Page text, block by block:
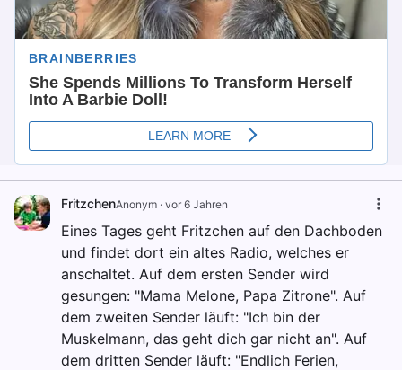
FritzchenAnonym · vor 6 Jahren
Eines Tages geht Fritzchen auf den Dachboden
und findet dort ein altes Radio, welches er
anschaltet. Auf dem ersten Sender wird
gesungen: "Mama Melone, Papa Zitrone". Auf
dem zweiten Sender läuft: "Ich bin der
Muskelmann, das geht dich gar nicht an". Auf
dem dritten Sender läuft: "Endlich Ferien,